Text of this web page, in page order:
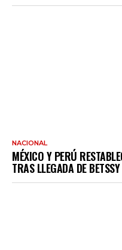
NACIONAL
MÉXICO Y PERÚ
TRAS LLEGADA DE